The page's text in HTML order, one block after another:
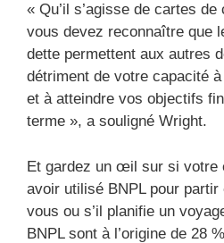
« Qu’il s’agisse de cartes
vous devez reconnaître que
dette permettent aux autres
détriment de votre capacité
et à atteindre vos objectifs
terme », a souligné Wright.
Et gardez un œil sur si votre
avoir utilisé BNPL pour
vous ou s’il planifie un
BNPL sont à l’origine de 28